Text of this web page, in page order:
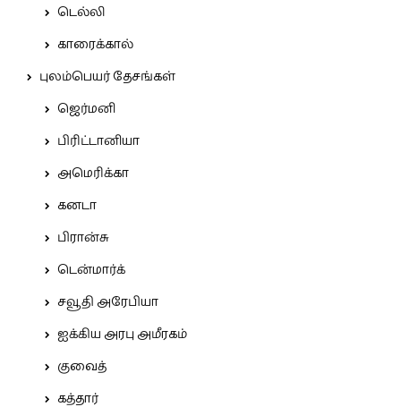
டெல்லி
காரைக்கால்
புலம்பெயர் தேசங்கள்
ஜெர்மனி
பிரிட்டானியா
அமெரிக்கா
கனடா
பிரான்சு
டென்மார்க்
சவூதி அரேபியா
ஐக்கிய அரபு அமீரகம்
குவைத்
கத்தார்